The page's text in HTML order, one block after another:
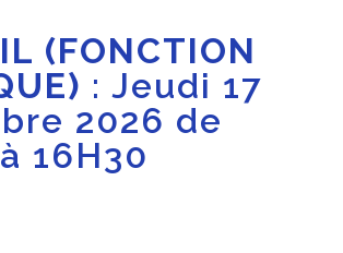
(FONCTION
: Jeudi 17
2026 de
16H30